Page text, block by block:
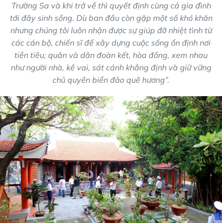
Trường Sa và khi trở về thì quyết định cùng cả gia đình
tới đây sinh sống. Dù ban đầu còn gặp một số khó khăn
nhưng chúng tôi luôn nhận được sự giúp đỡ nhiệt tình từ
các cán bộ, chiến sĩ để xây dựng cuộc sống ổn định nơi
tiền tiêu; quân và dân đoàn kết, hòa đồng, xem nhau
như người nhà, kề vai, sát cánh khẳng định và giữ vững
chủ quyền biển đảo quê hương”.